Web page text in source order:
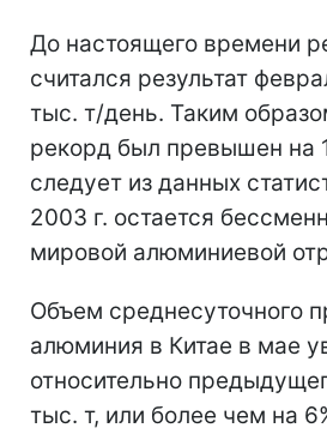
До настоящего времени
считался результат
тыс. т/день. Таким
рекорд был превышен на
следует из данных
2003 г. остается
мировой алюминиевой
Объем среднесуточного
алюминия в Китае в мае
относительно
тыс. т, или более чем на